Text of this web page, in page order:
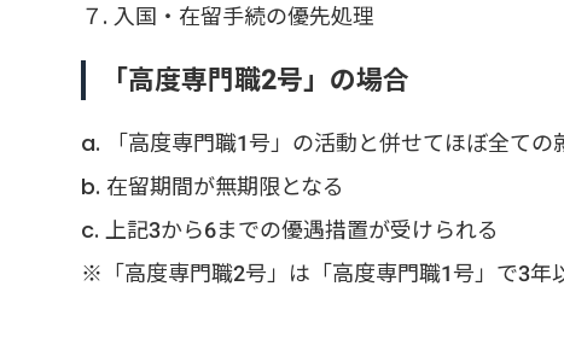
７. 入国・在留手続の優先処理
「高度専門職2号」の場合
a. 「高度専門職1号」の活動と併せてほぼ全て
b. 在留期間が無期限となる
c. 上記3から6までの優遇措置が受けられる
※「高度専門職2号」は「高度専門職1号」で3年